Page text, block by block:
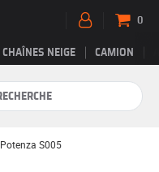
CHAÎNES NEIGE CAMION
0
S005